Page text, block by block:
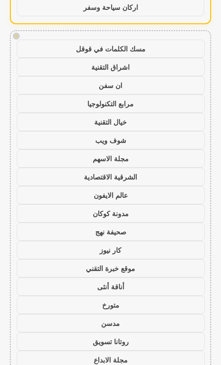
اركان سياحة وسفر
!
مسك الكلمات في قوقل
اشراق التقنية
ان سفن
مرابع التكنولوجيا
خيال التقنية
شوف ويب
مجلة الاسهم
الشرقية الاقتصادية
عالم الايفون
مدونة كوكان
صحيفة نهج
كار نيوز
موقع خبرة التقني
أناقة أنثى
متورخ
مدسن
روتانا تسويق
مجلة الابداع